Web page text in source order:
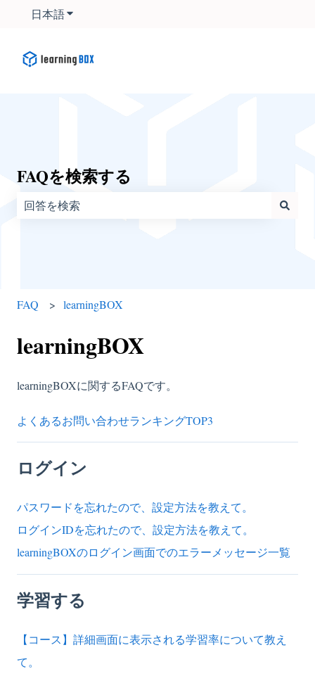
日本語翻訳のサブメニューを表示
FAQを検索する
FAQ learningBOX
learningBOX
learningBOXに関するFAQです。
よくあるお問い合わせランキングTOP3
ログイン
パスワードを忘れたので、設定方法を教えて。
ログインIDを忘れたので、設定方法を教えて。
learningBOXのログイン画面でのエラーメッセージ一覧
学習する
【コース】詳細画面に表示される学習率について教え
て。